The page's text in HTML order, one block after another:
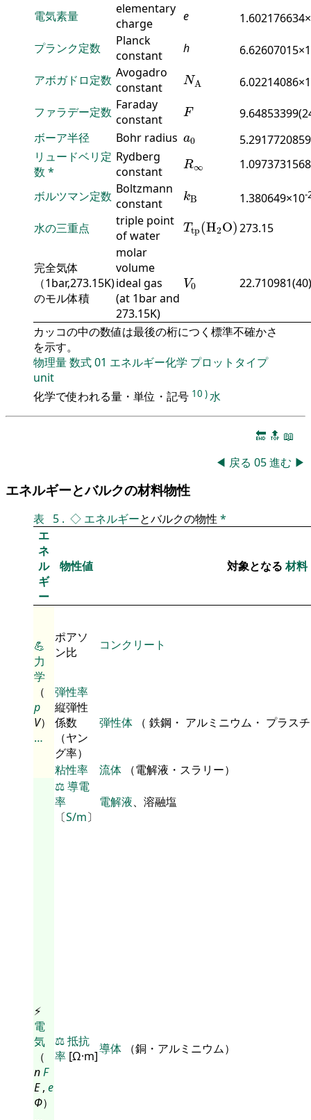
電気素量
elementary
charge
e
プランク定数
Planck
constant
h
アボガドロ定数 Avogadro
constant
NA
NA
ファラデー定数 Faraday
constant
F
F
ボーア半径
Bohr radius a0
a0
リュードベリ定
数 *
Rydberg
constant
R∞
R∞
ボルツマン定数 Boltzmann
constant
kB
k 1.380649×10-
水の三重点
triple point
of water
Ttp(H2O)
Ttp(H 2O)273.15
完全気体
（1bar,273.15K)
のモル体積
molar
volume
ideal gas
(at 1bar and
273.15K)
V0
V0 22.710981(40)
カッコの中の数値は最後の桁につく標準不確かさ
を示す。
物理量数式01 エネルギー化学 プロットタイプ
unit
化学で使われる量・単位・記号 10 )水
🔚 🔝 📖
◀ 戻る 05進む ▶
エネルギーとバルクの材料物性
表 5 . ◇ エネルギーとバルクの物性 *
エ
ネ
ル
ギ
ー
物性値 対象となる材料
💪
力
学
（
p
V）
…
ポアソ
ン比
コンクリート
弾性率
縦弾性
係数
（ヤン
グ率）
弾性体 （ 鉄鋼・ アルミニウム・ プラス
粘性率 流体 （電解液・スラリー）
⚡
電
気
（
nF
E, e
Φ）
⚖️導電
率
〔S/m〕
電解液、溶融塩
⚖️抵抗
率 [Ω·m]導体 （銅・アルミニウム）